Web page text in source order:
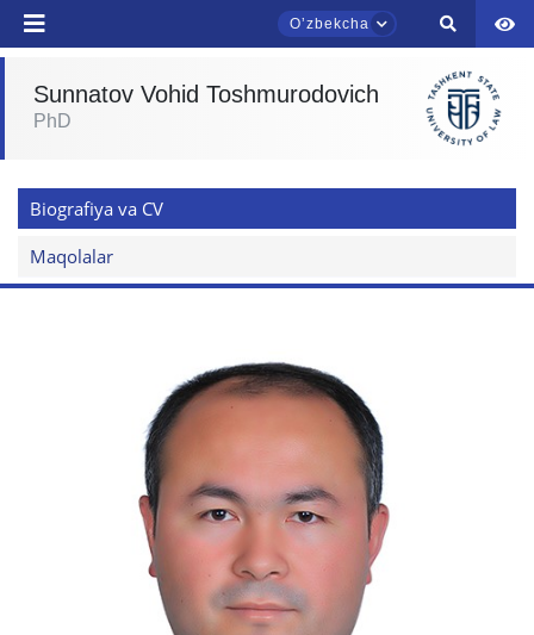
Oʼzbekcha
Sunnatov Vohid Toshmurodovich
PhD
Biografiya va CV
Maqolalar
Assalomu alaykum! TDYU qabul murojaatlari
Mavzuni tanlang — keyin shu mavzudagi aniq
savollar chiqadi:
3. Suhbat (bakalavr) (8) 4. Suhbat (magistr) (5)
7. Call-center (4)
✉️ Adminga yozish